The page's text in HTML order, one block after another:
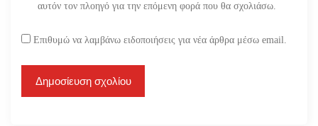
αυτόν τον πλοηγό για την επόμενη φορά που θα σχολιάσω.
Επιθυμώ να λαμβάνω ειδοποιήσεις για νέα άρθρα μέσω email.